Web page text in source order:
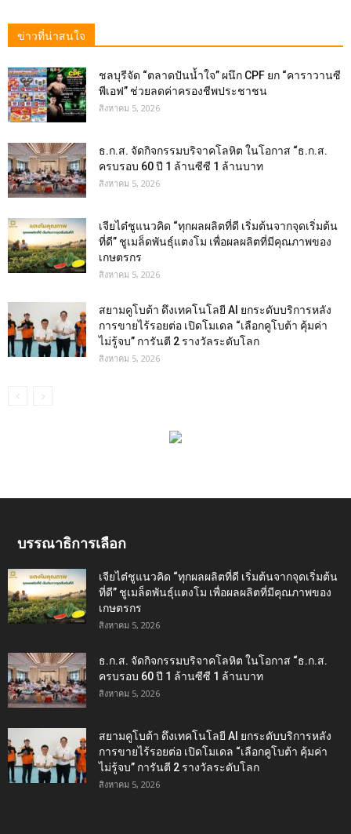
ข่าวที่น่าสนใจ
ชลบุรีจัด “ตลาดปันน้ำใจ” ผนึก CPF ยก “คาราวานซี
พีเอฟ” ช่วยลดค่าครองชีพประชาชน
สิงหาคม 5, 2026
ธ.ก.ส. จัดกิจกรรมบริจาคโลหิต ในโอกาส “ธ.ก.ส.
ครบรอบ 60 ปี 1 ล้านซีซี 1 ล้านบาท
สิงหาคม 5, 2026
เจียไต๋ชูแนวคิด “ทุกผลผลิตที่ดี เริ่มต้นจากจุดเริ่มต้น
ที่ดี” ชูเมล็ดพันธุ์แตงโม เพื่อผลผลิตที่มีคุณภาพของ
เกษตรกร
สิงหาคม 5, 2026
สยามคูโบต้า ดึงเทคโนโลยี AI ยกระดับบริการหลัง
การขายไร้รอยต่อ เปิดโมเดล “เลือกคูโบต้า คุ้มค่า
ไม่รู้จบ” การันตี 2 รางวัลระดับโลก
สิงหาคม 5, 2026
บรรณาธิการเลือก
เจียไต๋ชูแนวคิด “ทุกผลผลิตที่ดี เริ่มต้นจากจุดเริ่มต้น
ที่ดี” ชูเมล็ดพันธุ์แตงโม เพื่อผลผลิตที่มีคุณภาพของ
เกษตรกร
สิงหาคม 5, 2026
ธ.ก.ส. จัดกิจกรรมบริจาคโลหิต ในโอกาส “ธ.ก.ส.
ครบรอบ 60 ปี 1 ล้านซีซี 1 ล้านบาท
สิงหาคม 5, 2026
สยามคูโบต้า ดึงเทคโนโลยี AI ยกระดับบริการหลัง
การขายไร้รอยต่อ เปิดโมเดล “เลือกคูโบต้า คุ้มค่า
ไม่รู้จบ” การันตี 2 รางวัลระดับโลก
สิงหาคม 5, 2026